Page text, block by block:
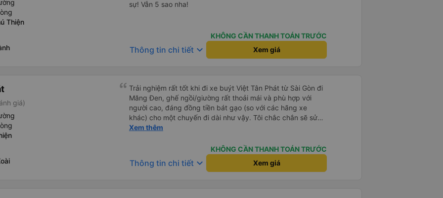
Thiện
sự! Vẫn 5 sao nha!
KHÔNG CẦN THANH TOÁN TRƯỚC
Thông tin chi tiết keyboard_arrow_down Xem giá
giá)
Trải nghiệm rất tốt khi đi xe buýt Việt Tân Phát từ Sài Gòn đi
Măng Đen, ghế ngồi/giường rất thoải mái và phù hợp với
người cao, đáng đồng tiền bát gạo (so với các hãng xe
khác) cho một chuyến đi dài như vậy. Tôi chắc chắn sẽ sử
dụng lại sau.
Xem thêm
KHÔNG CẦN THANH TOÁN TRƯỚC
Thông tin chi tiết keyboard_arrow_down Xem giá